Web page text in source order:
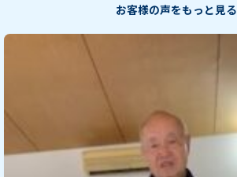
お客様の声をもっと見る